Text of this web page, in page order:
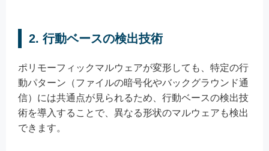
2. 行動ベースの検出技術
ポリモーフィックマルウェアが変形しても、特定の行
動パターン（ファイルの暗号化やバックグラウンド通
信）には共通点が見られるため、行動ベースの検出技
術を導入することで、異なる形状のマルウェアも検出
できます。